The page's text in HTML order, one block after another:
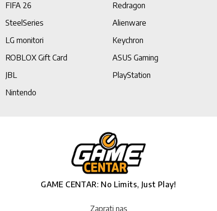
FIFA 26
Redragon
SteelSeries
Alienware
LG monitori
Keychron
ROBLOX Gift Card
ASUS Gaming
JBL
PlayStation
Nintendo
GAME CENTAR: No Limits, Just Play!
Zaprati nas